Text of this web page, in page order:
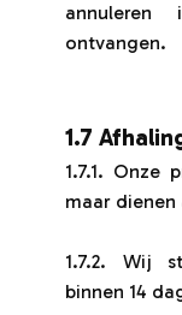
ontvangen.
1.7
1.7.1. Onze
maar
1.7.2. Wij
binnen 14